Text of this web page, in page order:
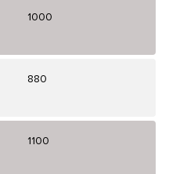
1000
880
1100